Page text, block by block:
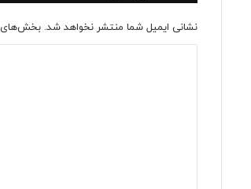
نشانی ایمیل شما منتشر نخواهد شد. بخش‌های